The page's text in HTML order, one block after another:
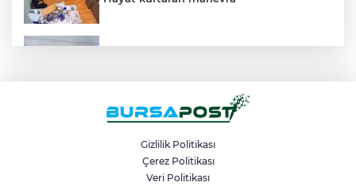
Çalıntı araçla 10 kilometre kaçtı, 380 bin
Bursa’da 530 yıllık sünnet geleneği
Gizlilik Politikası
Çerez Politikası
Veri Politikası